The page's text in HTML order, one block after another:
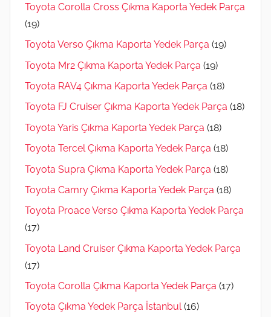
Toyota Corolla Cross Çıkma Kaporta Yedek Parça
(19)
Toyota Verso Çıkma Kaporta Yedek Parça (19)
Toyota Mr2 Çıkma Kaporta Yedek Parça (19)
Toyota RAV4 Çıkma Kaporta Yedek Parça (18)
Toyota FJ Cruiser Çıkma Kaporta Yedek Parça (18)
Toyota Yaris Çıkma Kaporta Yedek Parça (18)
Toyota Tercel Çıkma Kaporta Yedek Parça (18)
Toyota Supra Çıkma Kaporta Yedek Parça (18)
Toyota Camry Çıkma Kaporta Yedek Parça (18)
Toyota Proace Verso Çıkma Kaporta Yedek Parça
(17)
Toyota Land Cruiser Çıkma Kaporta Yedek Parça
(17)
Toyota Corolla Çıkma Kaporta Yedek Parça (17)
Toyota Çıkma Yedek Parça İstanbul (16)